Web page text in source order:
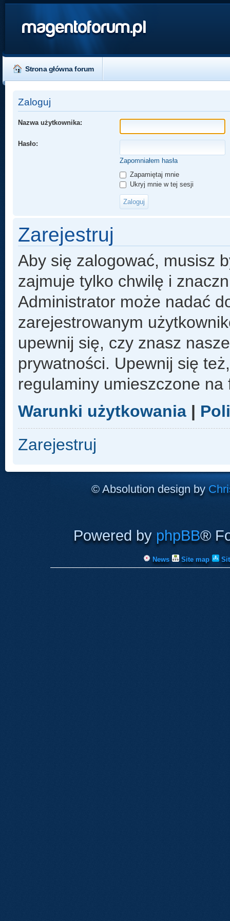
magentoforum.pl
Strona główna forum
Zaloguj
Nazwa użytkownika:
Hasło:
Zapomniałem hasła
Zapamiętaj mnie
Ukryj mnie w tej sesji
Zarejestruj
Aby się zalogować, musisz
zajmuje tylko chwilę i
Administrator może nadać
zarejestrowanym
upewnij się, czy znasz
prywatności. Upewnij się
regulaminy umieszczone na
Warunki użytkowania |
Zarejestruj
© Absolution design by
Powered by phpBB®
News Site map